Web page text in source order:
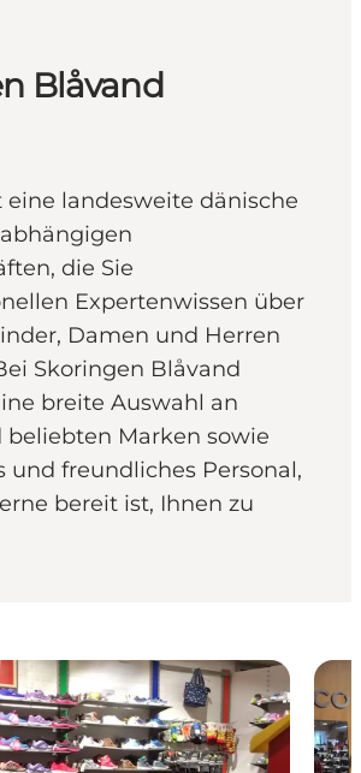
Blåvand
eine landesweite dänische
die Sie
Expertenwissen über
Damen und Herren
Skoringen Blåvand
breite Auswahl an
beliebten Marken sowie
und freundliches Personal,
bereit ist, Ihnen zu